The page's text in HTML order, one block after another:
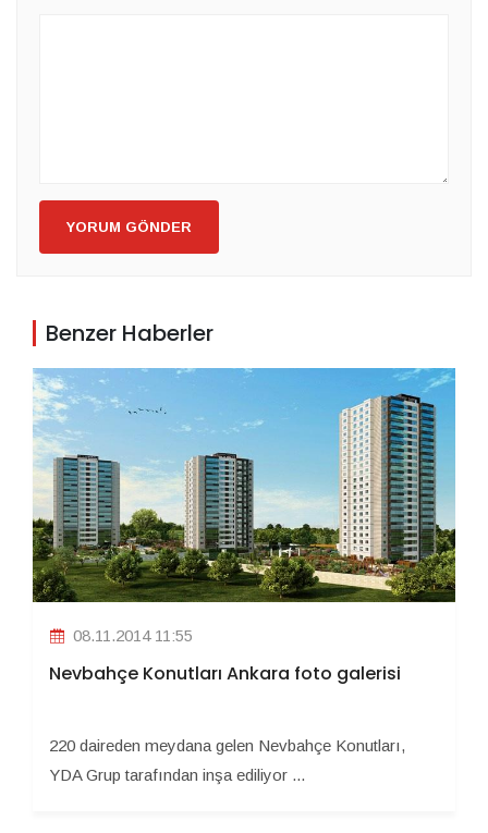
YORUM GÖNDER
Benzer Haberler
08.11.2014 11:55
Nevbahçe Konutları Ankara foto galerisi
220 daireden meydana gelen Nevbahçe Konutları,
YDA Grup tarafından inşa ediliyor ...